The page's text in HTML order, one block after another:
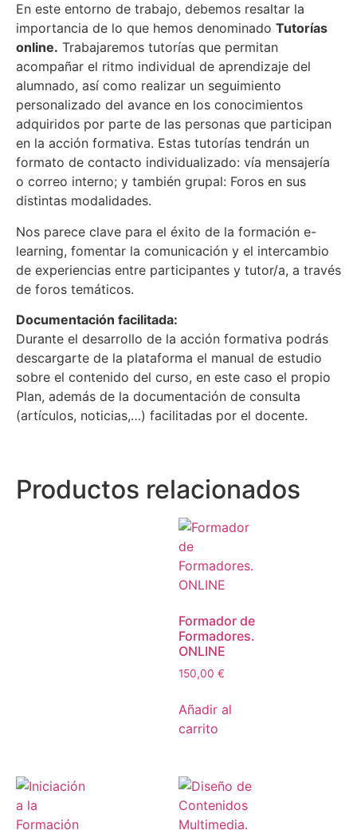
En este entorno de trabajo, debemos resaltar la
importancia de lo que hemos denominado Tutorías
online. Trabajaremos tutorías que permitan
acompañar el ritmo individual de aprendizaje del
alumnado, así como realizar un seguimiento
personalizado del avance en los conocimientos
adquiridos por parte de las personas que participan
en la acción formativa. Estas tutorías tendrán un
formato de contacto individualizado: vía mensajería
o correo interno; y también grupal: Foros en sus
distintas modalidades.
Nos parece clave para el éxito de la formación e-
learning, fomentar la comunicación y el intercambio
de experiencias entre participantes y tutor/a, a través
de foros temáticos.
Documentación facilitada:
Durante el desarrollo de la acción formativa podrás
descargarte de la plataforma el manual de estudio
sobre el contenido del curso, en este caso el propio
Plan, además de la documentación de consulta
(artículos, noticias,…) facilitadas por el docente.
Productos relacionados
Formador de
Formadores.
ONLINE
150,00 €
Añadir al
carrito